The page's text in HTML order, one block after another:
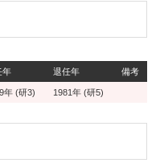
年 退任年 備考
年 (研3) 1981年 (研5)